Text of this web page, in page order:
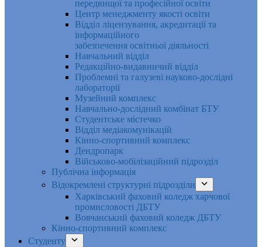
передвищої та професійної освіти
Центр менеджменту якості освіти
Відділ ліцензування, акредитації та
інформаційного
забезпечення освітньої діяльності
Навчальний відділ
Редакційно-видавничий відділ
Проблемні та галузеві науково-дослідні
лабораторії
Музейний комплекс
Навчально-дослідний комбінат БТУ
Студентське містечко
Відділ медіакомунікацій
Кінно-спортивний комплекс
Дендропарк
Військово-мобілізаційний підрозділ
Публічна інформація
Відокремлені структурні підрозділи
Харківський фаховий коледж харчової
промисловості ДБТУ
Вовчанський фаховий коледж ДБТУ
Кінно-спортивний комплекс
Студенту